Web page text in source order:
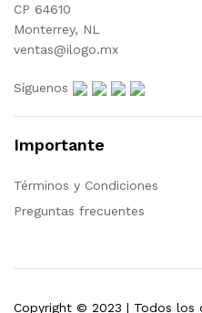
CP 64610
Monterrey, NL
ventas@ilogo.mx
Síguenos
Importante
Términos y Condiciones
Preguntas frecuentes
Copyright © 2023 | Todos los